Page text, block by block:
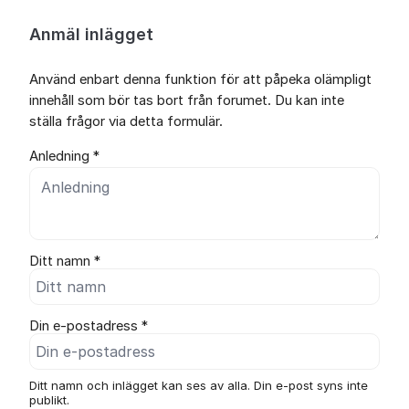
Anmäl inlägget
Använd enbart denna funktion för att påpeka olämpligt
innehåll som bör tas bort från forumet. Du kan inte
ställa frågor via detta formulär.
Anledning *
Ditt namn *
Din e-postadress *
Ditt namn och inlägget kan ses av alla. Din e-post syns inte
publikt.